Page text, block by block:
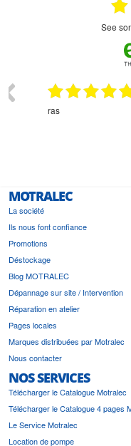
see
ras
MOTRALEC
La société
Ils nous font confiance
Promotions
Déstockage
Blog MOTRALEC
Dépannage sur site / Intervention
Réparation en atelier
Pages locales
Marques distribuées par Motralec
Nous contacter
NOS SERVICES
Télécharger le Catalogue Motralec
Télécharger le Catalogue 4 pages
Le Service Motralec
Location de pompe